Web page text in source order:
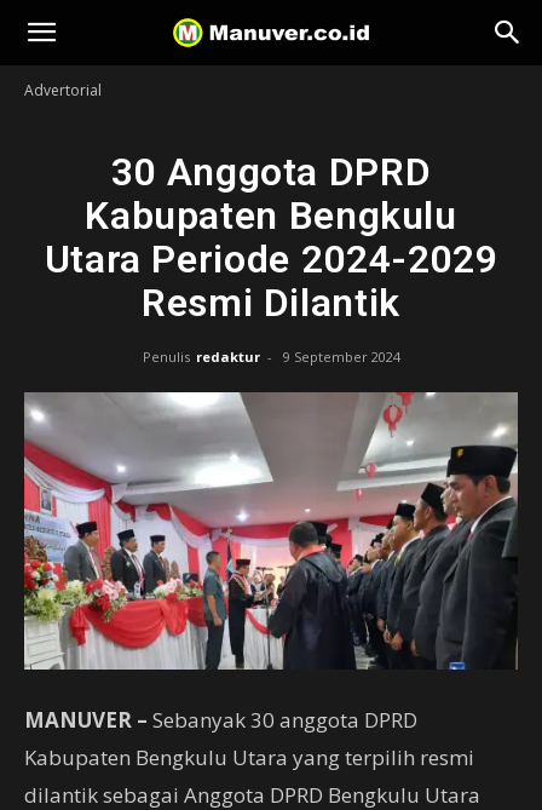
Manuver
Advertorial
30 Anggota DPRD
Kabupaten Bengkulu
Utara Periode 2024-2029
Resmi Dilantik
Penulis redaktur - 9 September 2024
MANUVER – Sebanyak 30 anggota DPRD
Kabupaten Bengkulu Utara yang terpilih resmi
dilantik sebagai Anggota DPRD Bengkulu Utara